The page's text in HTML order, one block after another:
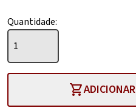
Quantidade:
Manual
Básico
em
Oftalmologia
shopping_cart